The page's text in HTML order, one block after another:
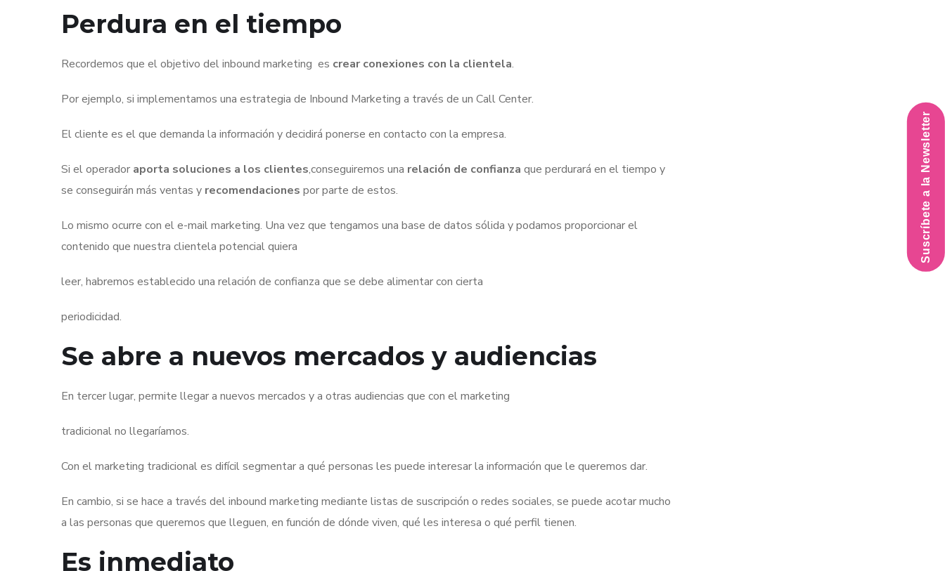
Perdura en el tiempo
Recordemos que el objetivo del inbound marketing es crear conexiones con la clientela.
Por ejemplo, si implementamos una estrategia de Inbound Marketing a través de un Call Center.
El cliente es el que demanda la información y decidirá ponerse en contacto con la empresa.
Si el operador aporta soluciones a los clientes,conseguiremos una relación de confianza que perdurará en el tiempo y
se conseguirán más ventas y recomendaciones por parte de estos.
Lo mismo ocurre con el e-mail marketing. Una vez que tengamos una base de datos sólida y podamos proporcionar el
contenido que nuestra clientela potencial quiera
leer, habremos establecido una relación de confianza que se debe alimentar con cierta
periodicidad.
Se abre a nuevos mercados y audiencias
En tercer lugar, permite llegar a nuevos mercados y a otras audiencias que con el marketing
tradicional no llegaríamos.
Con el marketing tradicional es difícil segmentar a qué personas les puede interesar la información que le queremos dar.
En cambio, si se hace a través del inbound marketing mediante listas de suscripción o redes sociales, se puede acotar mucho
a las personas que queremos que lleguen, en función de dónde viven, qué les interesa o qué perfil tienen.
Es inmediato
Suscríbete a la Newsletter